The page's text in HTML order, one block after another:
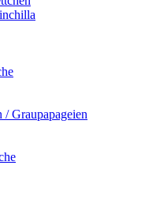
Graupapageien